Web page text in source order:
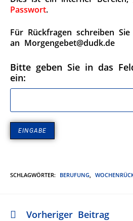
Passwort.
Für Rückfragen schreiben
an Morgengebet@dudk.de
Bitte geben Sie in das
ein:
SCHLAGWÖRTER: BERUFUNG,
Vorheriger Beitrag